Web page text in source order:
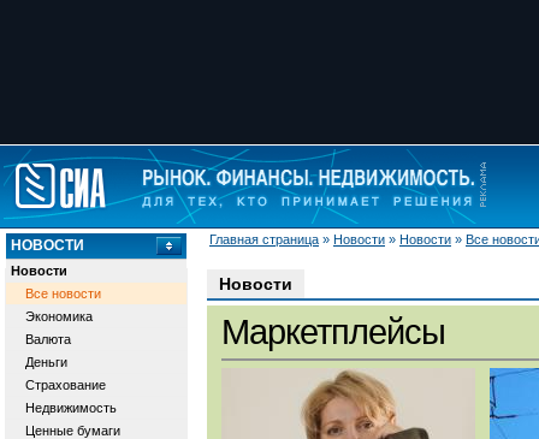
Главная страница » Новости » Новости » Все
НОВОСТИ
Новости
Все новости
Экономика
Валюта
Деньги
Страхование
Недвижимость
Ценные бумаги
Новости
Маркетплейсы